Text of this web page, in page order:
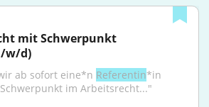
mit Schwerpunkt
w/d)
ab sofort eine*n Referentin*in
im Arbeitsrecht..."